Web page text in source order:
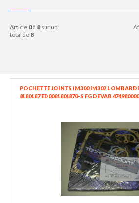
article 0à 8 sur un
total de 8
POCHETTE JOINTS IM300 IM302
8180187 ED0081801870-S FG DEVAB